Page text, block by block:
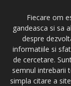
Fiecare om
gandeasca si sa
despre
informatiile si
de cercetare.
semnul intrebarii
simpla citare a